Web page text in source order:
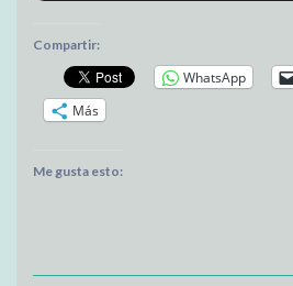
Compartir:
WhatsApp
Más
Me gusta esto: